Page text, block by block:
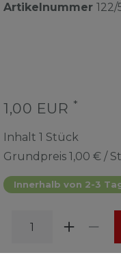
Artikelnummer
1,00 EUR *
Inhalt 1 Stück
Grundpreis 1,00 € /
Innerhalb von 2-3